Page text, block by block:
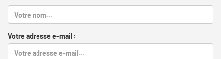
Votre adresse e-mail :